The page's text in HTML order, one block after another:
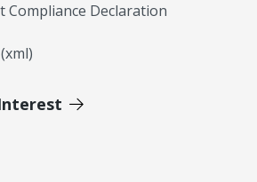
Compliance Declaration